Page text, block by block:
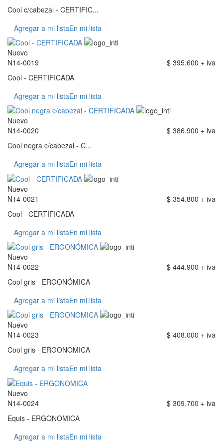
Cool c/cabezal - CERTIFIC...
Agregar a mi listaEn mi lista
Nuevo
N14-0019
$ 395.600 + iva
Cool - CERTIFICADA
Agregar a mi listaEn mi lista
Nuevo
N14-0020
$ 386.900 + iva
Cool negra c/cabezal - C...
Agregar a mi listaEn mi lista
Nuevo
N14-0021
$ 354.800 + iva
Cool - CERTIFICADA
Agregar a mi listaEn mi lista
Nuevo
N14-0022
$ 444.900 + iva
Cool gris - ERGONÓMICA
Agregar a mi listaEn mi lista
Nuevo
N14-0023
$ 408.000 + iva
Cool gris - ERGONOMICA
Agregar a mi listaEn mi lista
Nuevo
N14-0024
$ 309.700 + iva
Equis - ERGONOMICA
Agregar a mi listaEn mi lista